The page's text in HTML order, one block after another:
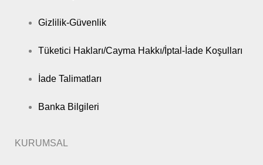
Gizlilik-Güvenlik
Tüketici Hakları/Cayma Hakkı/İptal-İade Koşulları
İade Talimatları
Banka Bilgileri
KURUMSAL